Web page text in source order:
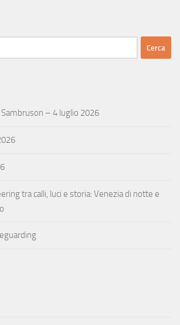
– 4 luglio 2026
tra calli, luci e storia: Venezia di notte e